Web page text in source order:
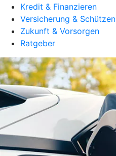
Kredit & Finanzieren
Versicherung & Schützen
Zukunft & Vorsorgen
Ratgeber